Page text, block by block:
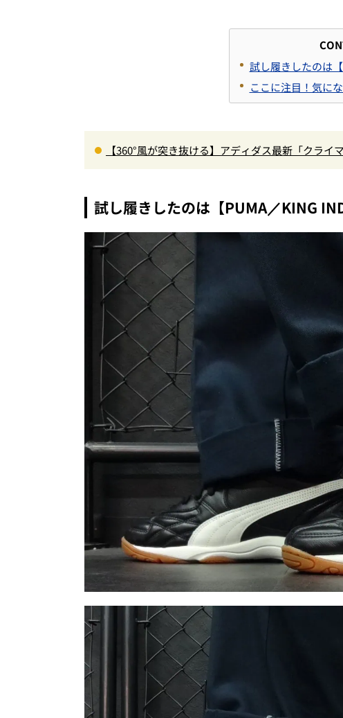
試し履きしたのは【
ここに注目！気に
【360°風が突き抜ける】アディダス最新「クラ
試し履きしたのは【PUMA／KING